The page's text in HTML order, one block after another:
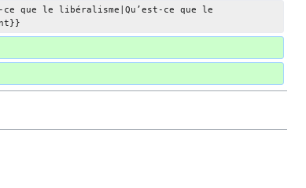
ce que le libéralisme|Qu’est-ce que le